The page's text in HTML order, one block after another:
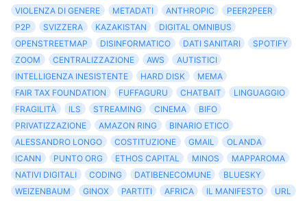
VIOLENZA DI GENERE
METADATI ANTHROPIC
PEER2PEER
P2P
SVIZZERA KAZAKISTAN
DIGITAL OMNIBUS
OPENSTREETMAP
DISINFORMATICO DATI SANITARI
SPOTIFY
ZOOM
CENTRALIZZAZIONE AWS
AUTISTICI
INTELLIGENZA INESISTENTE
HARD DISK
MEMA
FAIR TAX FOUNDATION
FUFFAGURU CHATBAIT
LINGUAGGIO
FRAGILITÀ
ILS STREAMING CINEMA
BIFO
PRIVATIZZAZIONE
AMAZON RING
BINARIO ETICO
ALESSANDRO LONGO
COSTITUZIONE GMAIL
OLANDA
ICANN
PUNTO ORG ETHOS CAPITAL MINOS
MAPPAROMA
NATIVI DIGITALI
CODING DATIBENECOMUNE
BLUESKY
WEIZENBAUM
GINOX PARTITI AFRICA IL MANIFESTO
URL